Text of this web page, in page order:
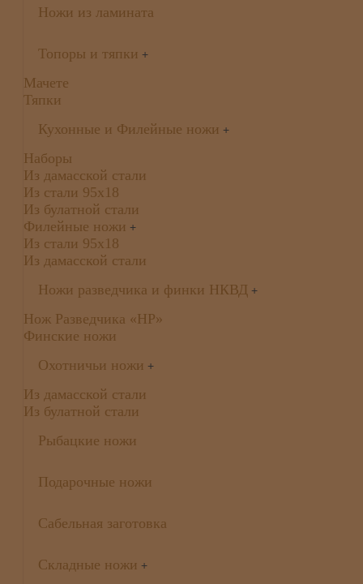
Ножи из ламината
Топоры и тяпки +
Мачете
Тяпки
Кухонные и Филейные ножи +
Наборы
Из дамасской стали
Из стали 95х18
Из булатной стали
Филейные ножи +
Из стали 95х18
Из дамасской стали
Ножи разведчика и финки НКВД +
Нож Разведчика «НР»
Финские ножи
Охотничьи ножи +
Из дамасской стали
Из булатной стали
Рыбацкие ножи
Подарочные ножи
Сабельная заготовка
Складные ножи +